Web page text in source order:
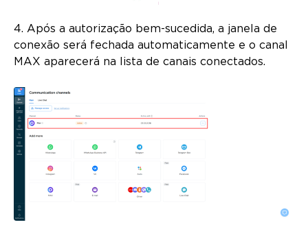
4. Após a autorização bem-sucedida, a janela de
conexão será fechada automaticamente e o canal
MAX aparecerá na lista de canais conectados.